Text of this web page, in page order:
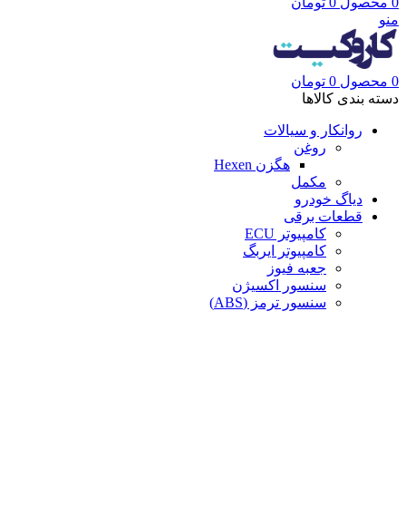
منو
0 محصول 0 تومان
دسته بندی کالاها
روانکار و سیالات
روغن
هگزن Hexen
مکمل
دیاگ خودرو
قطعات برقی
کامپیوتر ECU
کامپیوتر ایربگ
جعبه فیوز
سنسور اکسیژن
سنسور ترمز (ABS)